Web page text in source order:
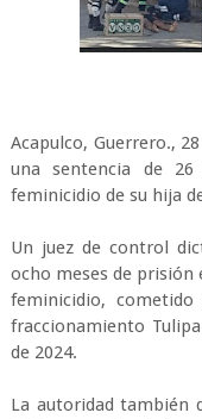
Acapulco, Guerrero.,
una sentencia de
feminicidio de su hija
Un juez de control
ocho meses de prisión
feminicidio,
fraccionamiento
de 2024.
La autoridad también